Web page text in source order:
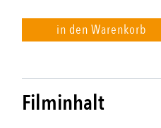
in den Warenkorb
Filminhalt